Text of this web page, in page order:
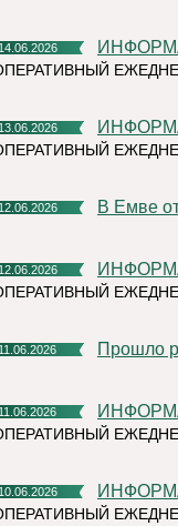
14.06.2026
13.06.2026
12.06.2026 В Емве
12.06.2026
11.06.2026 Прошло
11.06.2026
10.06.2026